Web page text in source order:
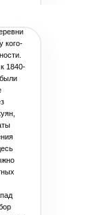
кого-
1840-